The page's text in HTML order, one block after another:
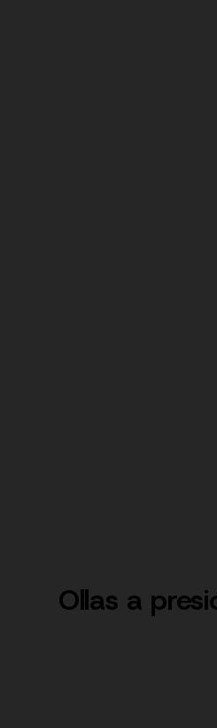
Ollas a